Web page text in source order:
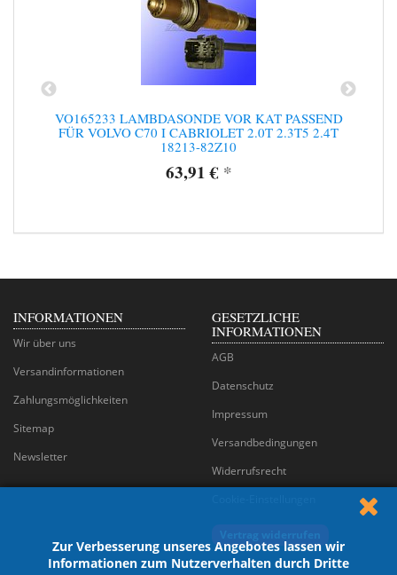
Zur Verbesserung unseres Angebotes lassen wir
Informationen zum Nutzerverhalten durch Dritte
VO165233 LAMBDASONDE VOR KAT PASSEND
FÜR VOLVO C70 I CABRIOLET 2.0T 2.3T5 2.4T
18213-82Z10
63,91 € *
INFORMATIONEN
Wir über uns
Versandinformationen
Zahlungsmöglichkeiten
Sitemap
Newsletter
GESETZLICHE
INFORMATIONEN
AGB
Datenschutz
Impressum
Versandbedingungen
Widerrufsrecht